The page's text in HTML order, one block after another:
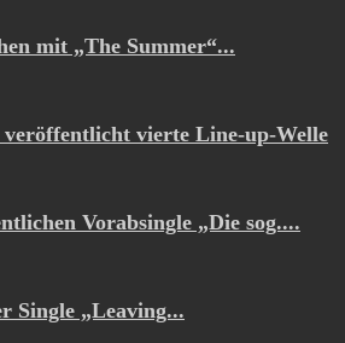
mit „The Summer“...
vierte Line-up-Welle
Vorabsingle „Die sog....
Single „Leaving...